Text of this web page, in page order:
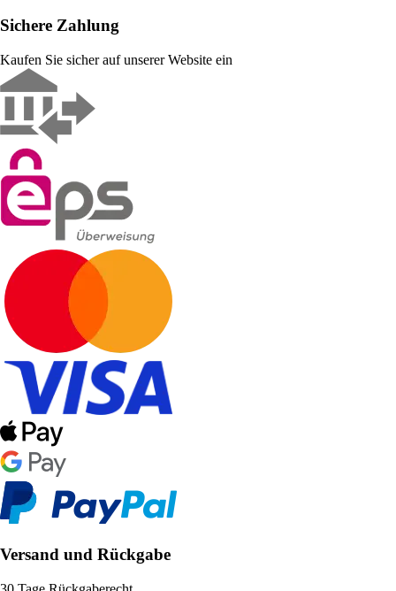
Sichere Zahlung
Kaufen Sie sicher auf unserer Website ein
Versand und Rückgabe